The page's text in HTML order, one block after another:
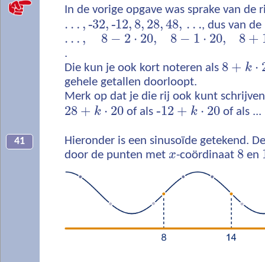
In de vorige opgave was sprake van de
… , ‐32, ‐12, 8, 28,48, …, dus van
… , 8 − 2 ⋅ 20, 8 − 1 ⋅ 20, 8 +
.
Die kun je ook kort noteren als 8 + k ⋅
gehele getallen doorloopt.
Merk op dat je die rij ook kunt
28 + k ⋅ 20 of als ‐12 + k ⋅ 20of als
41
Hieronder is een sinusoïde getekend.
door de punten met x-coördinaat 8 en